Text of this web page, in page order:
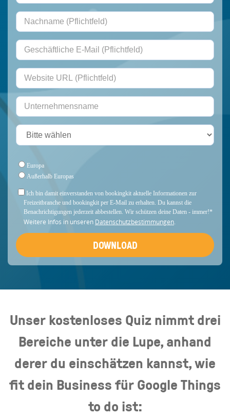
Europa
Außerhalb Europas
Ich bin damit einverstanden von bookingkit aktuelle Informationen zur
Freizeitbranche und bookingkit per E-Mail zu erhalten. Du kannst die
Benachrichtigungen jederzeit abbestellen. Wir schützen deine Daten - immer!*
Weitere Infos in unseren Datenschutzbestimmungen.
Unser kostenloses Quiz nimmt drei
Bereiche unter die Lupe, anhand
derer du einschätzen kannst, wie
fit dein Business für Google Things
to do ist: